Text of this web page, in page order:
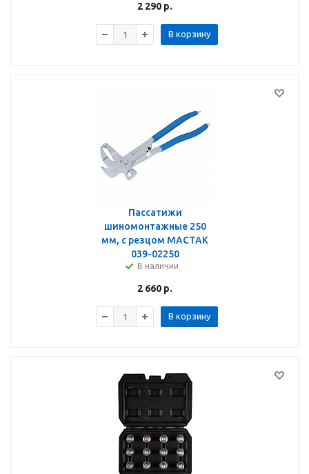
2 290 р.
В корзину
Пассатижи
шиномонтажные 250
мм, с резцом МАСТАК
039-02250
В наличии
2 660 р.
В корзину